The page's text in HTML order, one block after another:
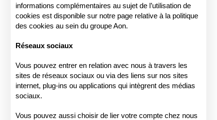
informations complémentaires au sujet de l’utilisation de
cookies est disponible sur notre page relative à la politique
des cookies au sein du groupe Aon.
Réseaux sociaux
Vous pouvez entrer en relation avec nous à travers les
sites de réseaux sociaux ou via des liens sur nos sites
internet, plug-ins ou applications qui intègrent des médias
sociaux.
Vous pouvez aussi choisir de lier votre compte chez nous